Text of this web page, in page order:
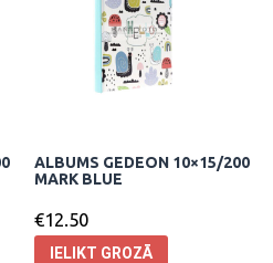
ALBUMS GEDEON 10×15/200
MARK BLUE
€12.50
IELIKT GROZĀ